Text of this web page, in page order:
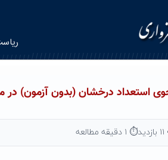
استعداد درخشان (بدون آزمون) در
⏱ ۱ دقیقه مطالعه